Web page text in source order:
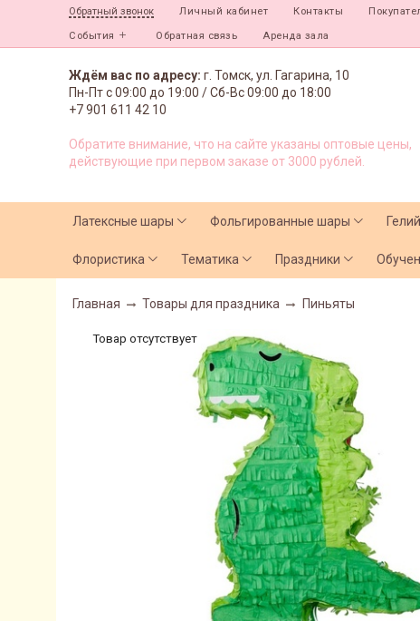
Обратный звонок Личный кабинет Контакты
События Обратная связь Аренда зала
Ждём вас по адресу: г. Томск, ул. Гагарина, 10
Пн-Пт с09:00 до 19:00 /Сб-Вс 09:00 до 18:00
+7 901 611 42 10
Обратите внимание, что на сайте указаны оптовые цены,
действующие при первом заказе от 3000 рублей.
Латексные шары Фольгированные шары
Флористика Тематика Праздники
Главная Товары для праздника Пиньяты
Товар отсутствует